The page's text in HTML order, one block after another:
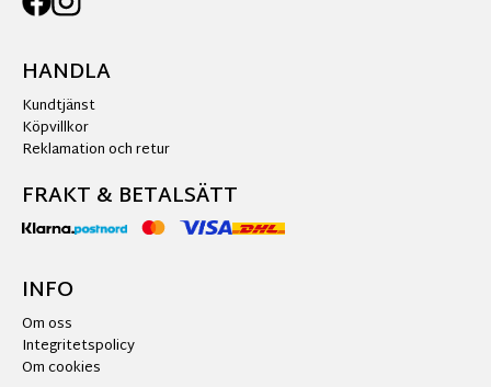
HANDLA
Kundtjänst
Köpvillkor
Reklamation och retur
FRAKT & BETALSÄTT
INFO
Om oss
Integritetspolicy
Om cookies